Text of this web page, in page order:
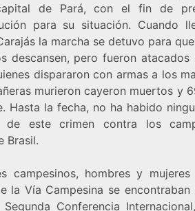
de Pará, con el fin de
para su situación. Cuando
la marcha se detuvo para
descansen, pero fueron
dispararon con armas a los
murieron cayeron muertos y
Hasta la fecha, no ha habido
de este crimen contra los
Brasil.
campesinos, hombres y
la Vía Campesina se encontraban
Conferencia